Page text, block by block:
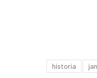
historia